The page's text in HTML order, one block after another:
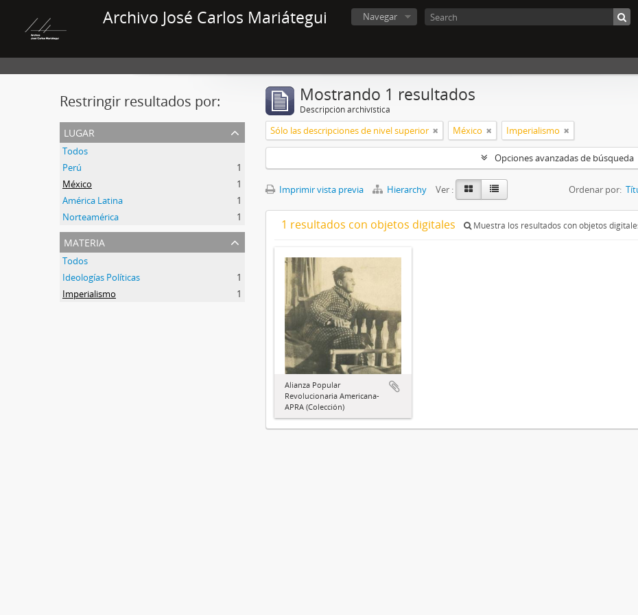
Archivo José Carlos Mariátegui Navegar
Restringir resultados por:
lugar
Todos
Perú
1
México
1
América Latina
1
Norteamérica
1
materia
Todos
Ideologías Políticas
1
Imperialismo
1
Mostrando 1 resultados
Descripción archivística
Sólo las descripciones de nivel superior México Imperialismo
Opciones avanzadas de búsqueda
Imprimir vista previa Hierarchy Ver : Ordenar por:
1 resultados con objetos digitales Muestra los resultados con objetos
Alianza Popular
Revolucionaria Americana-
APRA (Colección)